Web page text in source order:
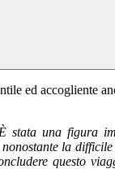
ed accogliente
stata una figura
la
questo